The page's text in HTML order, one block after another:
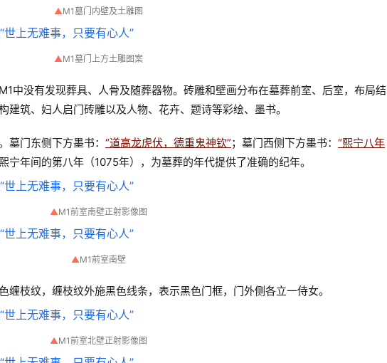
▲M1墓门内壁及土雕图
▲M1墓门上方土雕图案
中没有发现葬具、人骨及随葬器物。砖雕和壁画分布在墓葬前室、后室，布局结
筑、妇人启门砖雕以及人物、花卉、题诗等彩绘、墨书。
墓门东侧下方墨书： “道高龙虎伏，德重鬼神钦”；墓门西侧下方墨书： “熙宁八年
宁年间的第八年（1075年），为墓葬的年代提供了准确的纪年。
▲M1前室南壁正射影像图
▲M1前室南壁
枝纹，缠枝纹外施黑色线条，表示黑色门框，门外侧各立一侍女。
▲M1前室北壁正射影像图